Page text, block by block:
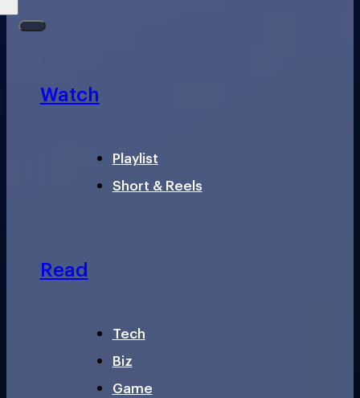
Watch
Playlist
Short & Reels
Read
Tech
Biz
Game